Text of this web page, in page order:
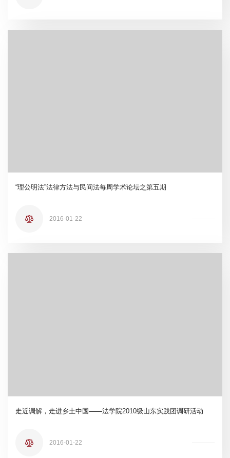
“理公明法”法律方法与民间法每周学术论坛之第五期
2016-01-22
走近调解，走进乡土中国——法学院2010级山东实践团调研活动
2016-01-22